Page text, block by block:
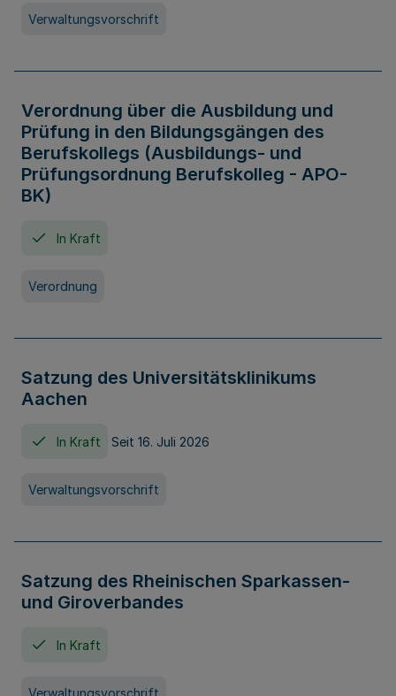
Verwaltungsvorschrift
Verordnung über die Ausbildung und
Prüfung in den Bildungsgängen des
Berufskollegs (Ausbildungs- und
Prüfungsordnung Berufskolleg - APO-
BK)
In Kraft
Verordnung
Satzung des Universitätsklinikums
Aachen
In Kraft Seit 16. Juli 2026
Verwaltungsvorschrift
Satzung des Rheinischen Sparkassen-
und Giroverbandes
In Kraft
Verwaltungsvorschrift